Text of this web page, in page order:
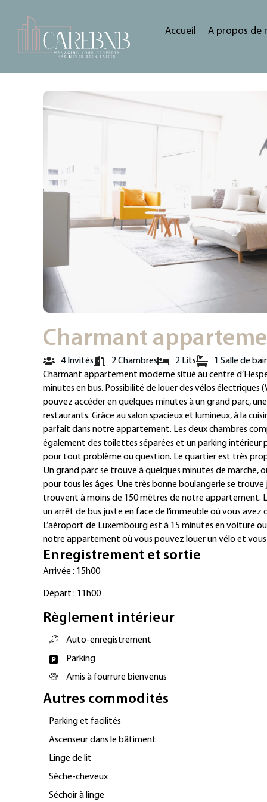
Accueil A propos de
Charmant
4 Invités 2 Chambres 2 Lits
1 Salle de
Charmant appartement moderne situé au centre
minutes en bus. Possibilité de louer des vélos électriques
pouvez accéder en quelques minutes à un grand parc,
restaurants. Grâce au salon spacieux et lumineux, à la
parfait dans notre appartement. Les deux chambres
également des toilettes séparées et un parking intérieur
pour tout problème ou question. Le quartier est très
Un grand parc se trouve à quelques minutes de
pour tous les âges. Une très bonne boulangerie se
trouvent à moins de 150 mètres de notre appartement.
un arrêt de bus juste en face de l’immeuble où vous
L’aéroport de Luxembourg est à 15 minutes en voiture
notre appartement où vous pouvez louer un vélo et
Enregistrement et sortie
Arrivée : 15h00
Départ : 11h00
Règlement intérieur
Auto-enregistrement
Parking
Amis à fourrure bienvenus
Autres commodités
Parking et facilités
Ascenseur dans le bâtiment
Linge de lit
Sèche-cheveux
Séchoir à linge